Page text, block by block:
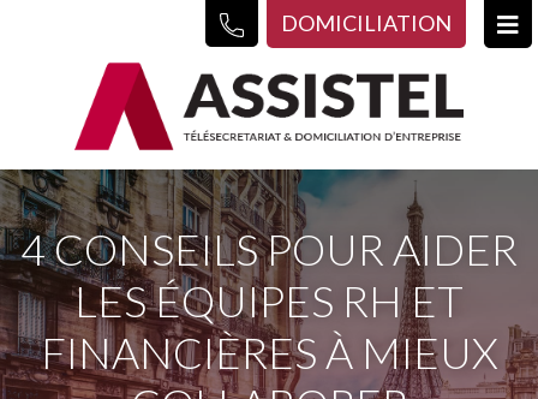
DOMICILIATION
4 CONSEILS POUR AIDER
LES ÉQUIPES RH ET
FINANCIÈRES À MIEUX